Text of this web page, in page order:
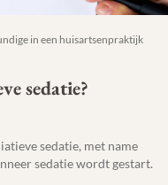
in een huisartsenpraktijk
sedatie?
sedatie, met name
sedatie wordt gestart.